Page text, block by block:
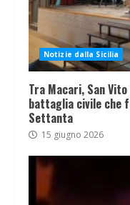
Notizie dalla Sicilia
Tra Macari, San
battaglia civile che
Settanta
15 giugno 2026